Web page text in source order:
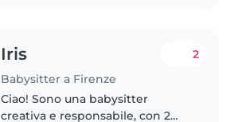
Iris
Babysitter a Firenze
2
Ciao! Sono una babysitter
creativa e responsabile, con 2